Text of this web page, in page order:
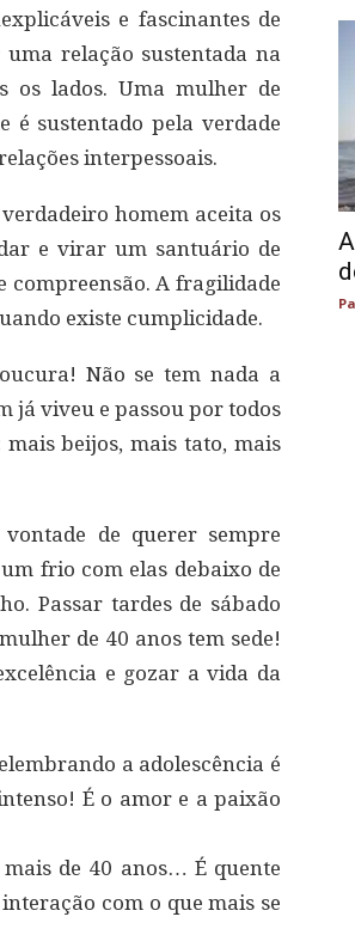
e fascinantes de
relação sustentada na
os lados. Uma mulher de
é sustentado pela verdade
interpessoais.
homem aceita os
e virar um santuário de
compreensão. A fragilidade
existe cumplicidade.
Não se tem nada a
já viveu e passou por todos
mais beijos, mais tato, mais
de querer sempre
frio com elas debaixo de
Passar tardes de sábado
de 40 anos tem sede!
e gozar a vida da
a adolescência é
É o amor e a paixão
de 40 anos… É quente
com o que mais se